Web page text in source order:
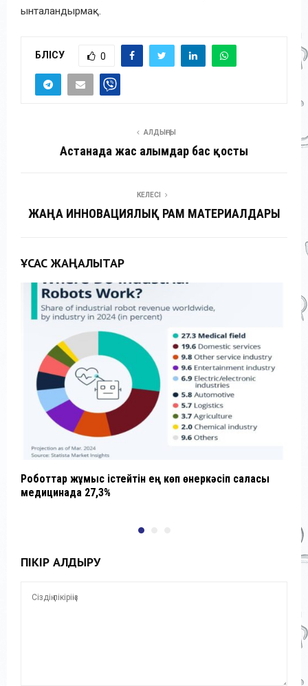
ынталандырмақ.
БӨЛІСУ 0
АЛДЫҢҒЫ
Астанада жас ғалымдар бас қосты
КЕЛЕСІ
ЖАҢА ИННОВАЦИЯЛЫҚ РАМ МАТЕРИАЛДАРЫ
ҰҚСАС ЖАҢАЛЫҚТАР
Роботтар жұмыс істейтін ең көп өнеркәсіп саласы
медицинада 27,3%
ПІКІР ҚАЛДЫРУ